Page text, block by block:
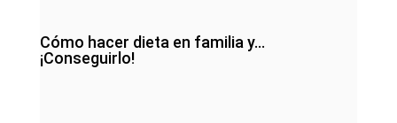
Cómo hacer dieta en familia y…
¡Conseguirlo!